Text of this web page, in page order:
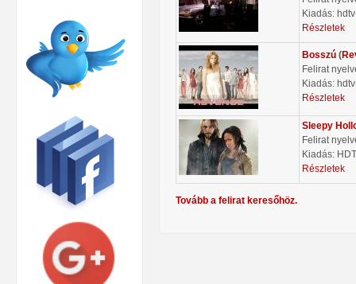
Kiadás:
Részletek
Bosszú (
Felirat
Kiadás:
Részletek
Sleepy
Felirat
Kiadás:
Részletek
Tovább a felirat keresőhöz.